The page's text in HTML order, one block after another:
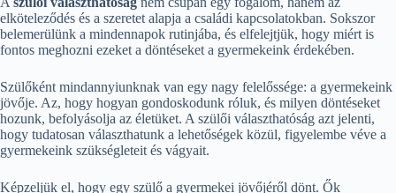
elköteleződés és a szeretet alapja a családi kapcsolatokban. Sokszor
belemerülünk a mindennapok rutinjába, és elfelejtjük, hogy miért is
fontos meghozni ezeket a döntéseket a gyermekeink érdekében.
Szülőként mindannyiunknak van egy nagy felelőssége: a gyermekeink
jövője. Az, hogy hogyan gondoskodunk róluk, és milyen döntéseket
hozunk, befolyásolja az életüket. A szülői választhatóság azt jelenti,
hogy tudatosan választhatunk a lehetőségek közül, figyelembe véve a
gyermekeink szükségleteit és vágyait.
Képzeljük el, hogy egy szülő a gyermekei jövőjéről dönt. Ők